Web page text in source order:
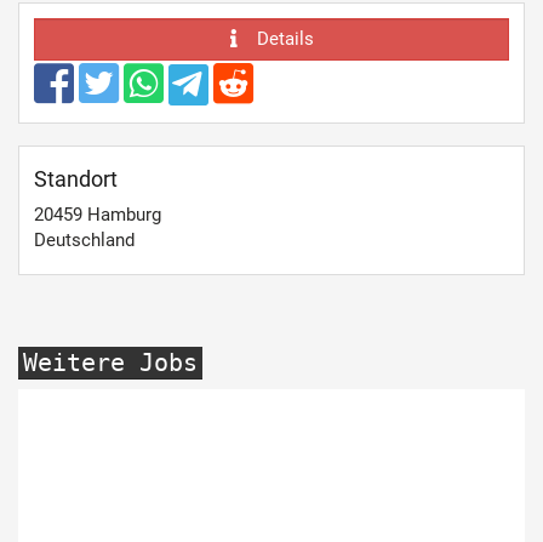
Details
Standort
20459 Hamburg
Deutschland
Weitere Jobs